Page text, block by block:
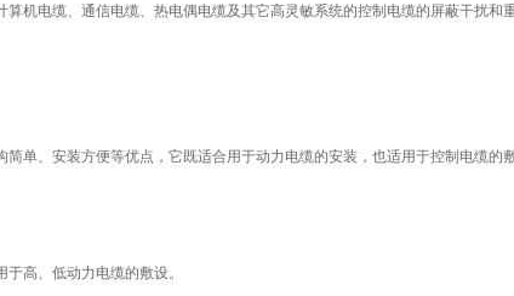
电缆、通信电缆、热电偶电缆及其它高灵敏系统的控制电缆的屏蔽干扰和
、安装方便等优点，它既适合用于动力电缆的安装，也适用于控制电缆的敷
高、低动力电缆的敷设。